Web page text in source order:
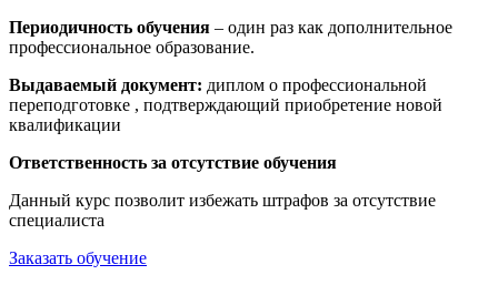
Периодичность обучения – один раз как дополнительное
профессиональное образование.
Выдаваемый документ: диплом о профессиональной
переподготовке , подтверждающий приобретение новой
квалификации
Ответственность за отсутствие обучения
Данный курс позволит избежать штрафов за отсутствие
специалиста
Заказать обучение